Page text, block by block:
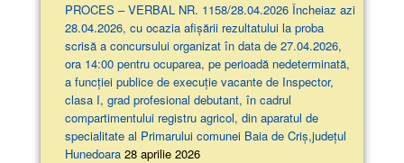
PROCES – VERBAL NR. 1158/28.04.2026 Încheiaz azi
28.04.2026, cu ocazia afişării rezultatului la proba
scrisă a concursului organizat în data de 27.04.2026,
ora 14:00 pentru ocuparea, pe perioadă nedeterminată,
a funcției publice de execuție vacante de Inspector,
clasa I, grad profesional debutant, în cadrul
compartimentului registru agricol, din aparatul de
specialitate al Primarului comunei Baia de Criș,județul
Hunedoara 28 aprilie 2026